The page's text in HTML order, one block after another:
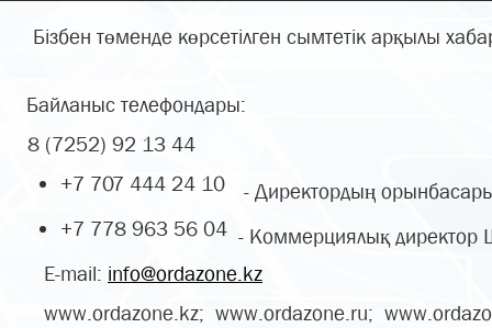
Бізбен төменде көрсетілген сымтетік арқылы
Байланыс телефондары:
8 (7252) 92 13 44
+7 707 444 24 10
- Директордың
+7 778 963 56 04 - Коммерциялық директор
E-mail: info@ordazone.kz
www.ordazone.kz; www.ordazone.ru;